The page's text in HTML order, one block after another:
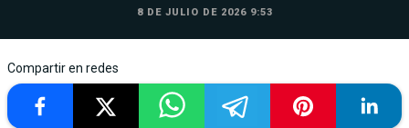
8 DE JULIO DE 2026 9:53
Compartir en redes